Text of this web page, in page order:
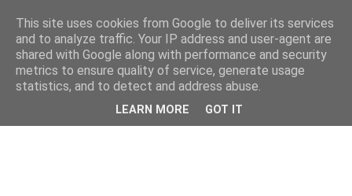
This site uses cookies from Google to deliver its services
and to analyze traffic. Your IP address and user-agent are
shared with Google along with performance and security
metrics to ensure quality of service, generate usage
statistics, and to detect and address abuse.
LEARN MORE GOT IT